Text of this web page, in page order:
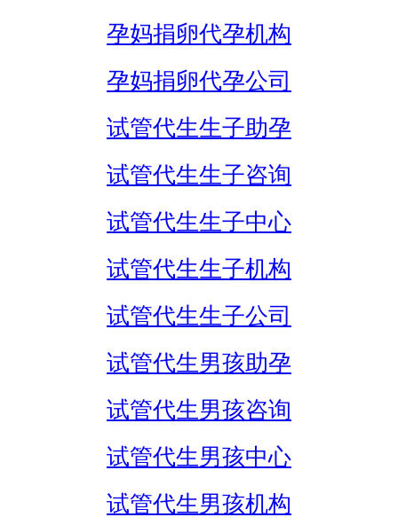
孕妈捐卵代孕机构
孕妈捐卵代孕公司
试管代生生子助孕
试管代生生子咨询
试管代生生子中心
试管代生生子机构
试管代生生子公司
试管代生男孩助孕
试管代生男孩咨询
试管代生男孩中心
试管代生男孩机构